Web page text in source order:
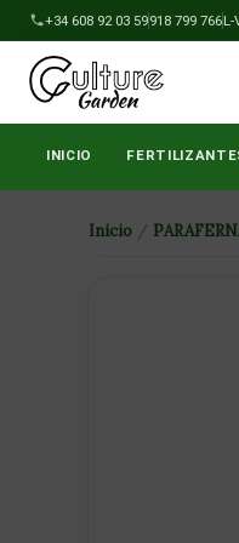
al
contenido
+34 608 92 03 59918 799 766L-
INICIO
Inicio /